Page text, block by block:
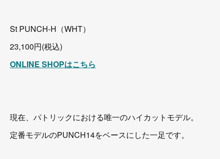
St PUNCH-H（WHT）
23,100円(税込)
ONLINE SHOPはこちら
現在、パトリックにおける唯一のハイカットモデル。
定番モデルのPUNCH14をベースにした一足です。